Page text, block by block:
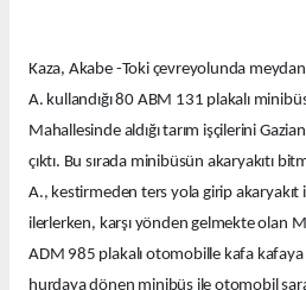
Kaza, Akabe -Toki çevreyolunda
A. kullandığı 80 ABM 131 plakalı
Mahallesinde aldığı tarım işçilerini
çıktı. Bu sırada minibüsün akaryakıtı
A., kestirmeden ters yola girip
ilerlerken, karşı yönden gelmekte olan
ADM 985 plakalı otomobille kafa kafaya
hurdaya dönen minibüs ile otomobil